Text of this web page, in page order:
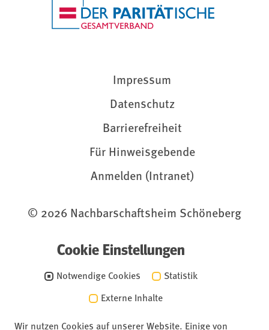
Impressum
Datenschutz
Barrierefreiheit
Für Hinweisgebende
Anmelden (Intranet)
© 2026 Nachbarschaftsheim Schöneberg
Cookie Einstellungen
Notwendige Cookies Statistik
Externe Inhalte
Wir nutzen Cookies auf unserer Website. Einige von